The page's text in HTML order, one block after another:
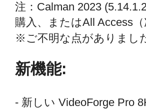
注：Calman 2023
購入、またはAll Access
※ご不明な点がありまし
新機能:
- 新しい VideoForge Pro